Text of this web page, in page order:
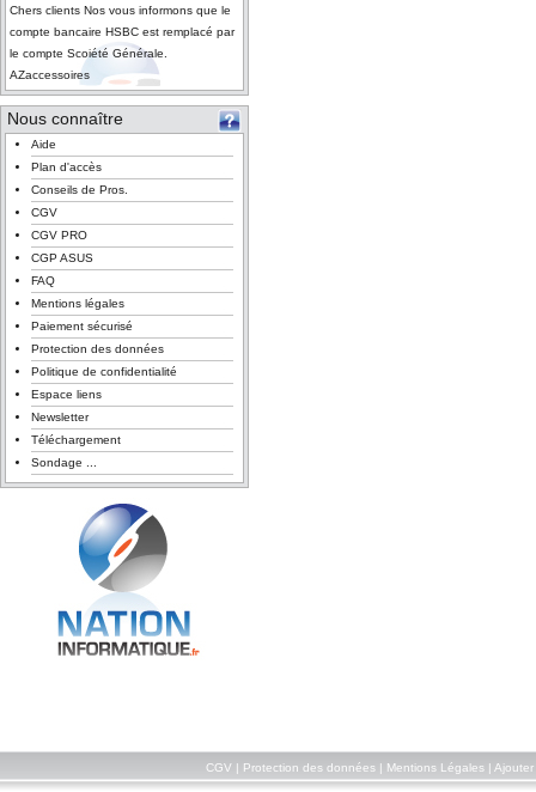
Chers clients Nos vous informons que le
compte bancaire HSBC est remplacé par
le compte Scoiété Générale.
AZaccessoires
Nous connaître
Aide
Plan d'accès
Conseils de Pros.
CGV
CGV PRO
CGP ASUS
FAQ
Mentions légales
Paiement sécurisé
Protection des données
Politique de confidentialité
Espace liens
Newsletter
Téléchargement
Sondage ...
CGV Protection des données| Mentions Légales| Ajouter